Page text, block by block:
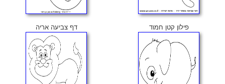
פילון קטן חמוד דף צביעה אריה